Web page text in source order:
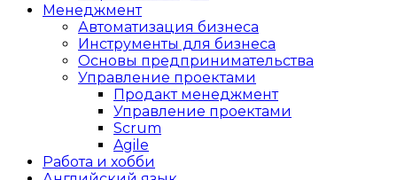
Менеджмент
Автоматизация бизнеса
Инструменты для бизнеса
Основы предпринимательства
Управление проектами
Продакт менеджмент
Управление проектами
Scrum
Agile
Работа и хобби